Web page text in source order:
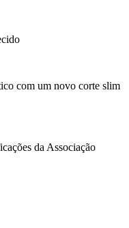
com um novo corte slim
da Associação